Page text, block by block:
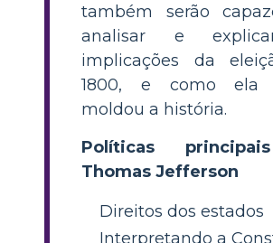
também serão
analisar e
implicações da
1800, e como ela
moldou a história.
Políticas
Thomas Jefferson
Direitos dos estados
Interpretando a